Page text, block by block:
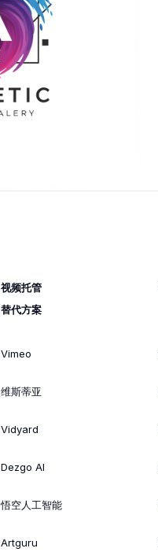
视频托管
替代方案
Vimeo
维斯蒂亚
Vidyard
Dezgo AI
悟空人工智能
Artguru